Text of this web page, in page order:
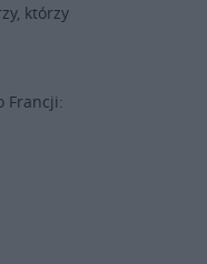
którzy
Francji: